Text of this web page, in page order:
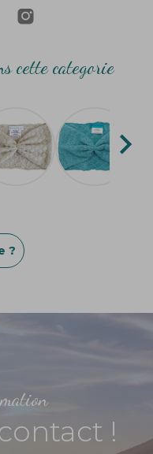
cette categorie

?
!